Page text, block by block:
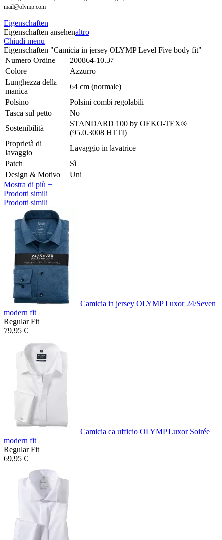
mail@olymp.com
Eigenschaften
Eigenschaften ansehenaltro
Chiudi menu
Eigenschaften "Camicia in jersey OLYMP Level Five body fit"
Numero Ordine
200864-10.37
Colore
Azzurro
Lunghezza della
manica
64 cm (normale)
Polsino
Polsini combi regolabili
Tasca sul petto
No
Sostenibilità
STANDARD 100 by OEKO-TEX®
(95.0.3008 HTTI)
Proprietà di
lavaggio
Lavaggio in lavatrice
Patch
Sì
Design & Motivo
Uni
Mostra di più +
Prodotti simili
Prodotti simili
Camicia in jersey OLYMP Luxor 24/Seven
modern fit
Regular Fit
79,95 €
Camicia da ufficio OLYMP Luxor Soirée
modern fit
Regular Fit
69,95 €